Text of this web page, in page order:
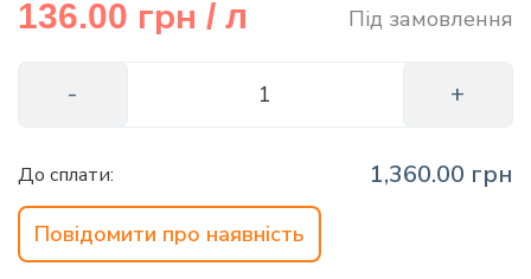
info@hectare.ua
136.00 грн / л Під замовлення
До сплати: 1,360.00 грн
Повідомити про наявність